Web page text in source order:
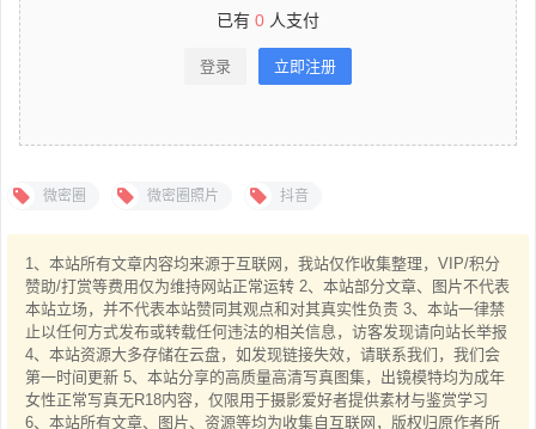
已有 0 人支付
登录 立即注册
微密圈 微密圈照片 抖音
1、本站所有文章内容均来源于互联网，我站仅作收集整理，VIP/积分
赞助/打赏等费用仅为维持网站正常运转 2、本站部分文章、图片不代表
本站立场，并不代表本站赞同其观点和对其真实性负责 3、本站一律禁
止以任何方式发布或转载任何违法的相关信息，访客发现请向站长举报
4、本站资源大多存储在云盘，如发现链接失效，请联系我们，我们会
第一时间更新 5、本站分享的高质量高清写真图集，出镜模特均为成年
女性正常写真无R18内容，仅限用于摄影爱好者提供素材与鉴赏学习
6、本站所有文章、图片、资源等均为收集自互联网，版权归原作者所